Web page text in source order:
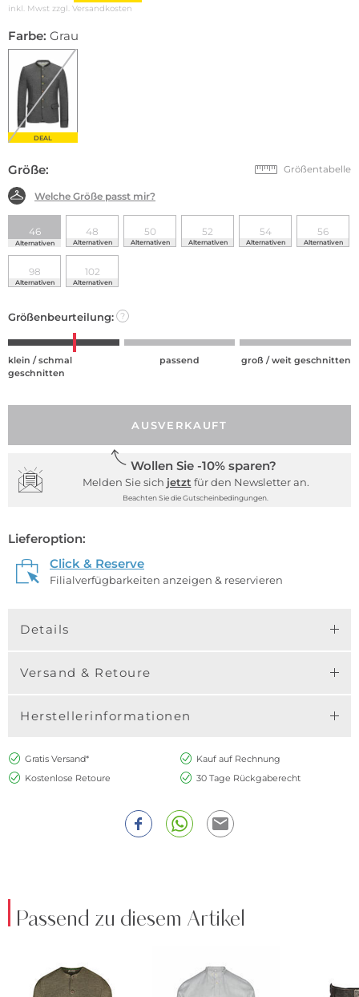
inkl. Mwst zzgl. Versandkosten
Farbe: Grau
DEAL
Größe: Größentabelle
Welche Größe passt mir?
46
Alternativen
48
Alternativen
50
Alternativen
52
Alternativen
54
Alternativen
56
Alternativen
98
Alternativen
102
Alternativen
Größenbeurteilung: ?
klein / schmal
geschnitten
passend groß / weit geschnitten
AUSVERKAUFT
Wollen Sie -10% sparen?
Melden Sie sich jetzt für den Newsletter an.
Beachten Sie die Gutscheinbedingungen.
Lieferoption:
Click & Reserve
Filialverfügbarkeiten anzeigen & reservieren
Details
Versand & Retoure
Herstellerinformationen
Gratis Versand*
Kauf auf Rechnung
Kostenlose Retoure
30 Tage Rückgaberecht
Passend zu diesem Artikel